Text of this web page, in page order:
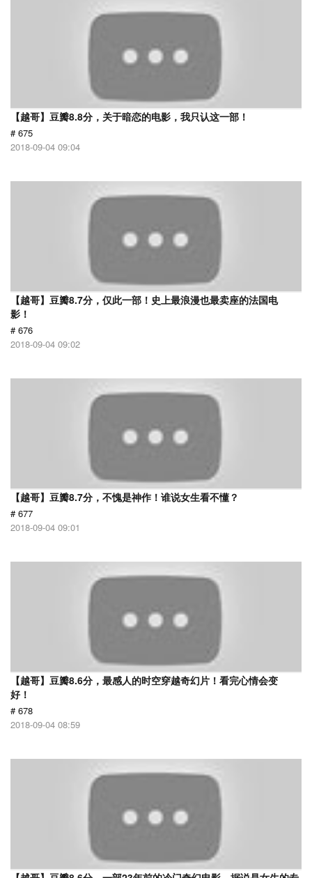
【越哥】豆瓣8.8分，关于暗恋的电影，我只认这一部！
# 675
2018-09-04 09:04
【越哥】豆瓣8.7分，仅此一部！史上最浪漫也最卖座的法国电
影！
# 676
2018-09-04 09:02
【越哥】豆瓣8.7分，不愧是神作！谁说女生看不懂？
# 677
2018-09-04 09:01
【越哥】豆瓣8.6分，最感人的时空穿越奇幻片！看完心情会变
好！
# 678
2018-09-04 08:59